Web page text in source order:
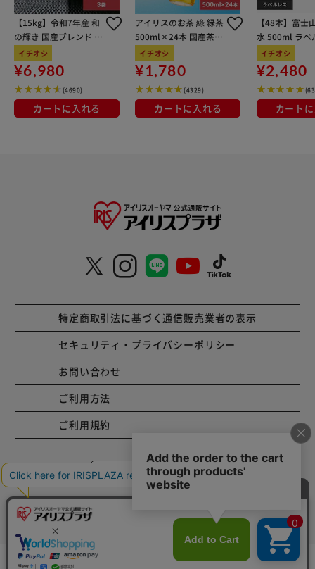
【15kg】令和7年産 和
の輝き 国産ブレンド 5
kg×3袋
イチオシ
¥6,980
(4690)
カートに入れる
アイリスのお茶 綠 緑茶
500ml×24本 国産茶葉
100％使用
イチオシ
¥1,780
(4329)
カートに入れる
【48本】富士
水 500ml ラベ
イチオシ
¥2,480
カート
特定商取引法に基づく通信販売業者の表示
セキュリティ・プライバシーポリシー
お問い合わせ
ご利用方法
ご利用規約
コーポレートサイト
Copyright © 2001 IRISPLAZA. ALL Rights Reserved.